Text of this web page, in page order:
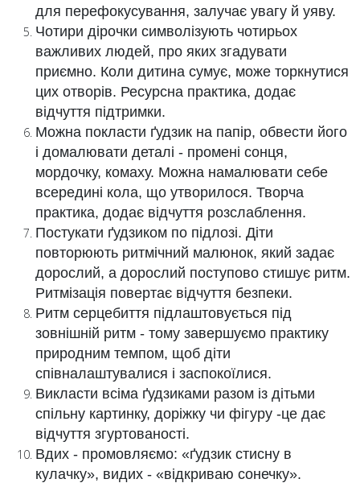
для перефокусування, залучає увагу й уяву.
Чотири дірочки символізують чотирьох
важливих людей, про яких згадувати
приємно. Коли дитина сумує, може торкнутися
цих отворів. Ресурсна практика, додає
відчуття підтримки.
Можна покласти ґудзик на папір, обвести його
і домалювати деталі - промені сонця,
мордочку, комаху. Можна намалювати себе
всередині кола, що утворилося. Творча
практика, додає відчуття розслаблення.
Постукати ґудзиком по підлозі. Діти
повторюють ритмічний малюнок, який задає
дорослий, а дорослий поступово стишує ритм.
Ритмізація повертає відчуття безпеки.
Ритм серцебиття підлаштовується під
зовнішній ритм - тому завершуємо практику
природним темпом, щоб діти
співналаштувалися і заспокоїлися.
Викласти всіма ґудзиками разом із дітьми
спільну картинку, доріжку чи фігуру -це дає
відчуття згуртованості.
Вдих - промовляємо: «ґудзик стисну в
кулачку», видих - «відкриваю сонечку».